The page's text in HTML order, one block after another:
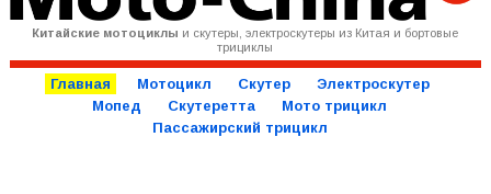
Китайские мотоциклы и скутеры, электроскутеры из Китая и бортовые
трициклы
Главная Мотоцикл Скутер
Электроскутер
Мопед
Скутеретта
Мото трицикл
Пассажирский трицикл